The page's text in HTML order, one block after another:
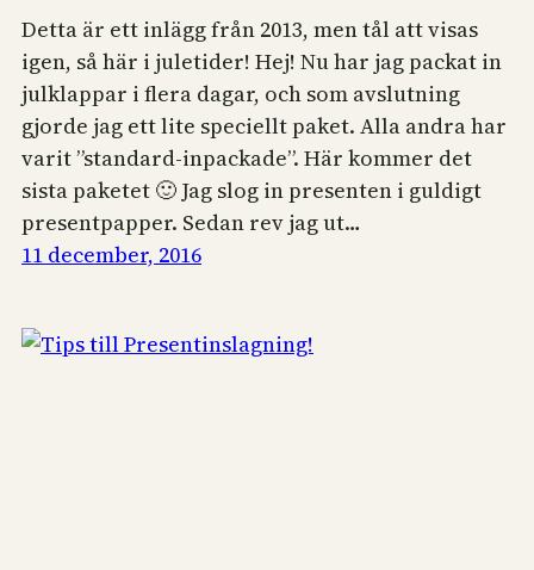
Detta är ett inlägg från 2013, men tål att visas
igen, så här i juletider! Hej! Nu har jag packat in
julklappar i flera dagar, och som avslutning
gjorde jag ett lite speciellt paket. Alla andra har
varit ”standard-inpackade”. Här kommer det
sista paketet 🙂 Jag slog in presenten i guldigt
presentpapper. Sedan rev jag ut…
11 december, 2016